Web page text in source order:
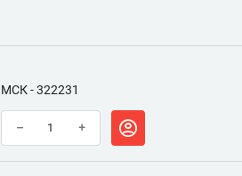
МСК - 322231
– +